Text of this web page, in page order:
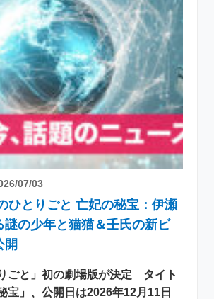
07/03
ひとりごと 亡妃の秘宝：伊瀬
謎の少年と猫猫＆壬氏の新ビ
開
ごと」初の劇場版が決定 タイト
宝」、公開日は2026年12月11日